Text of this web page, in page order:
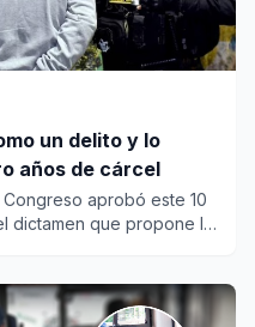
un delito y lo
años de cárcel
aprobó este 10
dictamen que propone la